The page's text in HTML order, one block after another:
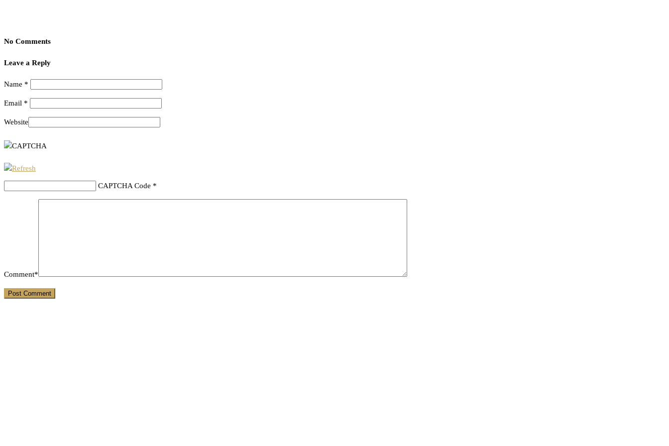
No Comments
Leave a Reply
Name *
Email *
Website
CAPTCHA Code *
Comment*